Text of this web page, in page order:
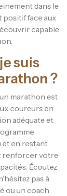
dans le
positif face aux
capable
suis
?
marathon est
coureurs en
adéquate et
et en restant
renforcer votre
Écoutez
pas à
ou un coach